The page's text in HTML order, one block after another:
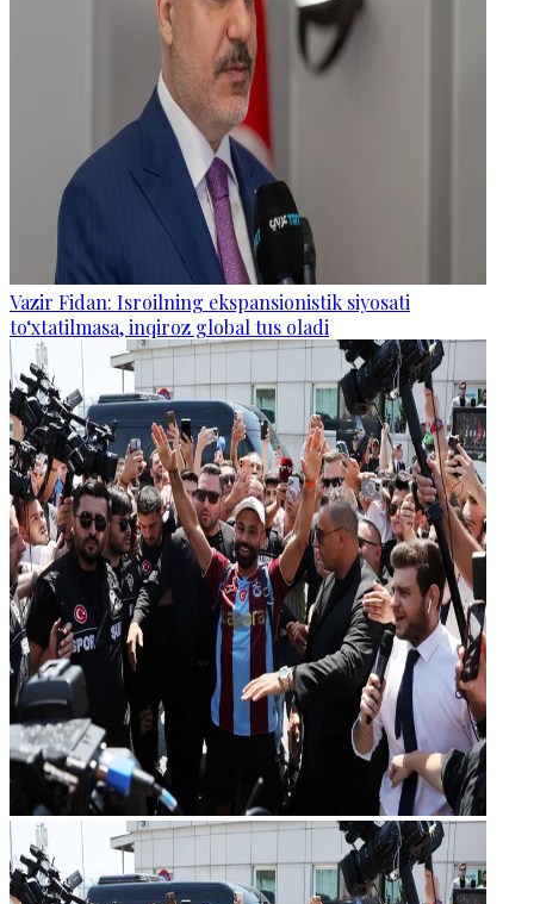
Vazir Fidan: Isroilning ekspansionistik siyosati
to‘xtatilmasa, inqiroz global tus oladi